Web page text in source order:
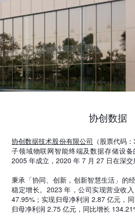
协创数据
协创数据技术股份有限公司 （股票代码
子领域物联网智能终端及数据存储设备
2005 年成立，2020 年 7 月 27 日在深交
秉承「协同、创新，创新智慧生活」的
稳定增长。2023 年，公司实现营业收
47.95%；实现归母净利润 2.87 亿元，
归母净利润 2.75 亿元，同比增长